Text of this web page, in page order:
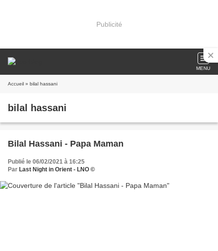
Publicité
MENU
Accueil » bilal hassani
bilal hassani
Bilal Hassani - Papa Maman
Publié le 06/02/2021 à 16:25
Par Last Night in Orient - LNO ©